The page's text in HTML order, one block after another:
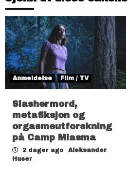
Anmeldelse Film / TV
Slashermord,
metafiksjon og
orgasmeutforskning
på Camp Miasma
2 dager ago
Aleksander
Huser